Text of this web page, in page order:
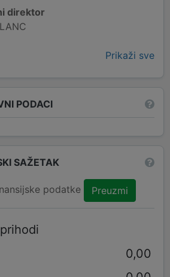
direktor
Prikaži sve
PODACI
SAŽETAK
podatke Preuzmi
0,00